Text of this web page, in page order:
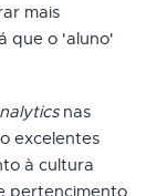
mais
que o 'aluno'
nas
excelentes
à cultura
pertencimento